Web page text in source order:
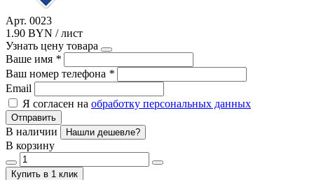
Арт. 0023
1.90 BYN / лист
Узнать цену товара
Ваше имя *
Ваш номер телефона *
Email
Я согласен на обработку персональных данных
Отправить
В наличии Нашли дешевле?
В корзину
Купить в 1 клик